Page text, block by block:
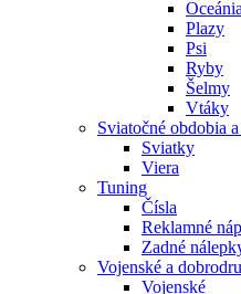
Oceánia
Plazy
Psi
Ryby
Šelmy
Vtáky
Sviatočné obdobia
Sviatky
Viera
Tuning
Čísla
Reklamné
Zadné
Vojenské a
Vojenské